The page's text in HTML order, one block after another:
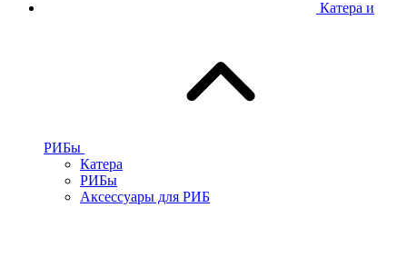
Катера и
РИБы
Катера
РИБы
Аксессуары для РИБ